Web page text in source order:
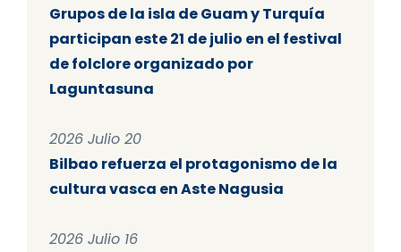
Grupos de la isla de Guam y Turquía
participan este 21 de julio en el festival
de folclore organizado por
Laguntasuna
2026 Julio 20
Bilbao refuerza el protagonismo de la
cultura vasca en Aste Nagusia
2026 Julio 16